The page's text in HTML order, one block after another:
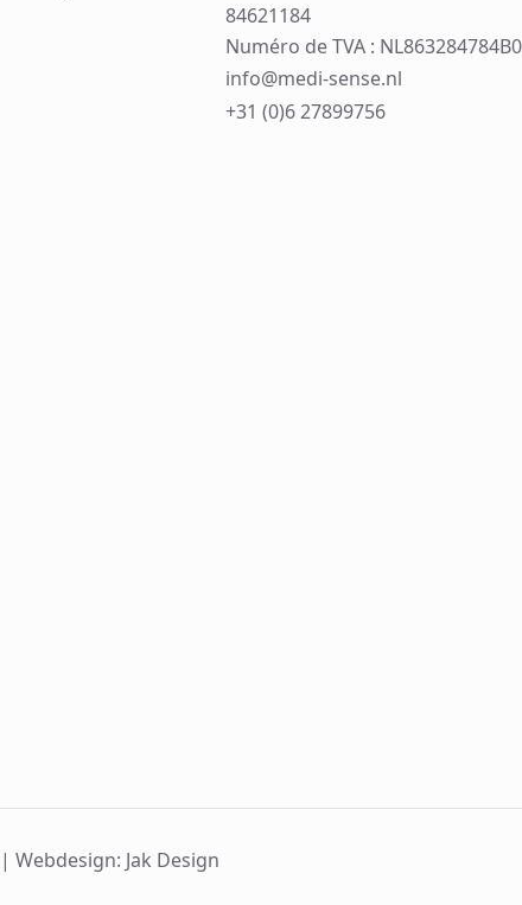
84621184
Numéro de TVA :
info@medi-sense.nl
+31 (0)6 27899756
Webdesign: Jak Design